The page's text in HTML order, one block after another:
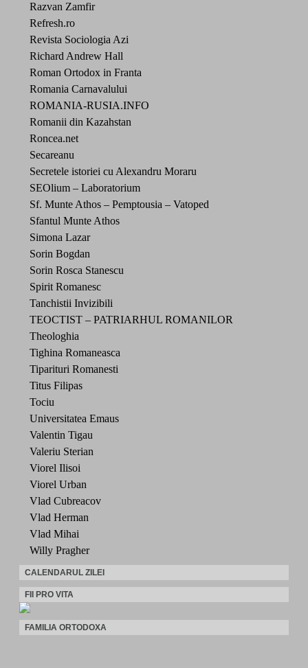
Razvan Zamfir
Refresh.ro
Revista Sociologia Azi
Richard Andrew Hall
Roman Ortodox in Franta
Romania Carnavalului
ROMANIA-RUSIA.INFO
Romanii din Kazahstan
Roncea.net
Secareanu
Secretele istoriei cu Alexandru Moraru
SEOlium – Laboratorium
Sf. Munte Athos – Pemptousia – Vatoped
Sfantul Munte Athos
Simona Lazar
Sorin Bogdan
Sorin Rosca Stanescu
Spirit Romanesc
Tanchistii Invizibili
TEOCTIST – PATRIARHUL ROMANILOR
Theologhia
Tighina Romaneasca
Tiparituri Romanesti
Titus Filipas
Tociu
Universitatea Emaus
Valentin Tigau
Valeriu Sterian
Viorel Ilisoi
Viorel Urban
Vlad Cubreacov
Vlad Herman
Vlad Mihai
Willy Pragher
CALENDARUL ZILEI
FII PRO VITA
FAMILIA ORTODOXA